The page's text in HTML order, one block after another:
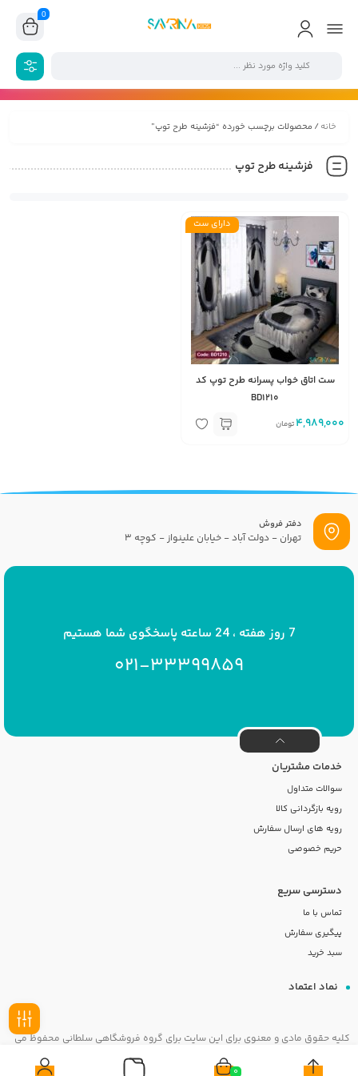
0
خانه/ محصولات برچسب خورده “فزشینه طرح توپ”
فزشینه طرح توپ
دارای ست
ست اتاق خواب پسرانه طرح توپ کد
BD1210
4,989,000 تومان
0
دفتر فروش
تهران - دولت آباد - خیابان علینواز - کوچه 3
7 روز هفته ، 24 ساعته پاسخگوی شما هستیم
021-33399859
خدمات مشتریان
سوالات متداول
رویه بازگردانی کالا
رویه های ارسال سفارش
حریم خصوصی
دسترسی سریع
تماس با ما
پیگیری سفارش
سبد خرید
نماد اعتماد
کلیه حقوق مادی و معنوی برای این سایت برای گروه فروشگاهی سلطانی محفوظ می